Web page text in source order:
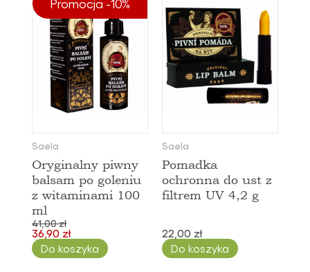
Promocja -10%
Saela
Oryginalny piwny
balsam po goleniu
z witaminami 100
ml
41,00 zł
36,90 zł
Do koszyka
Saela
Pomadka
ochronna do ust z
filtrem UV 4,2 g
22,00 zł
Do koszyka